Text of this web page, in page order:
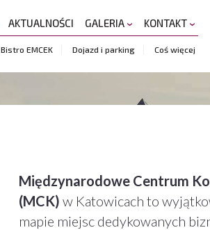
AKTUALNOŚCI GALERIA KONTAKT
Bistro EMCEK Dojazd i parking Coś więcej
Międzynarodowe Centrum
(MCK) w Katowicach to
mapie miejsc dedykowanych